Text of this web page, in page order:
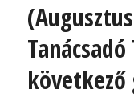
következő